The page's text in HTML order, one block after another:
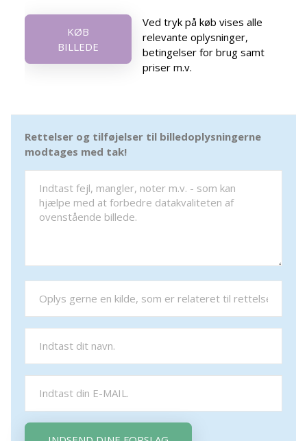
KØB
BILLEDE
Ved tryk på køb vises alle
relevante oplysninger,
betingelser for brug samt
priser m.v.
Rettelser og tilføjelser til billedoplysningerne
modtages med tak!